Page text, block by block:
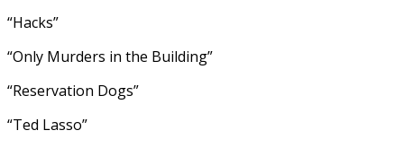
“Hacks”
“Only Murders in the Building”
“Reservation Dogs”
“Ted Lasso”